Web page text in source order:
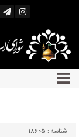
شناسه : 18605